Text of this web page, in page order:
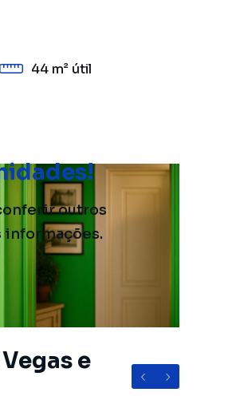
outros
informações.
44 m² útil
e